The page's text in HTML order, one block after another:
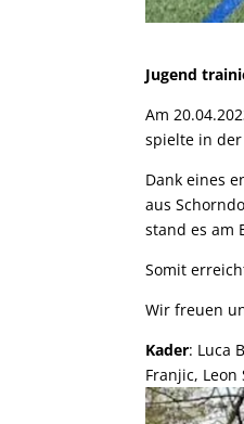
Jugend
Am
spielte in
Dank eines
aus
stand es am
Somit
Wir freuen
Kader: Luca
Franjic, Leon